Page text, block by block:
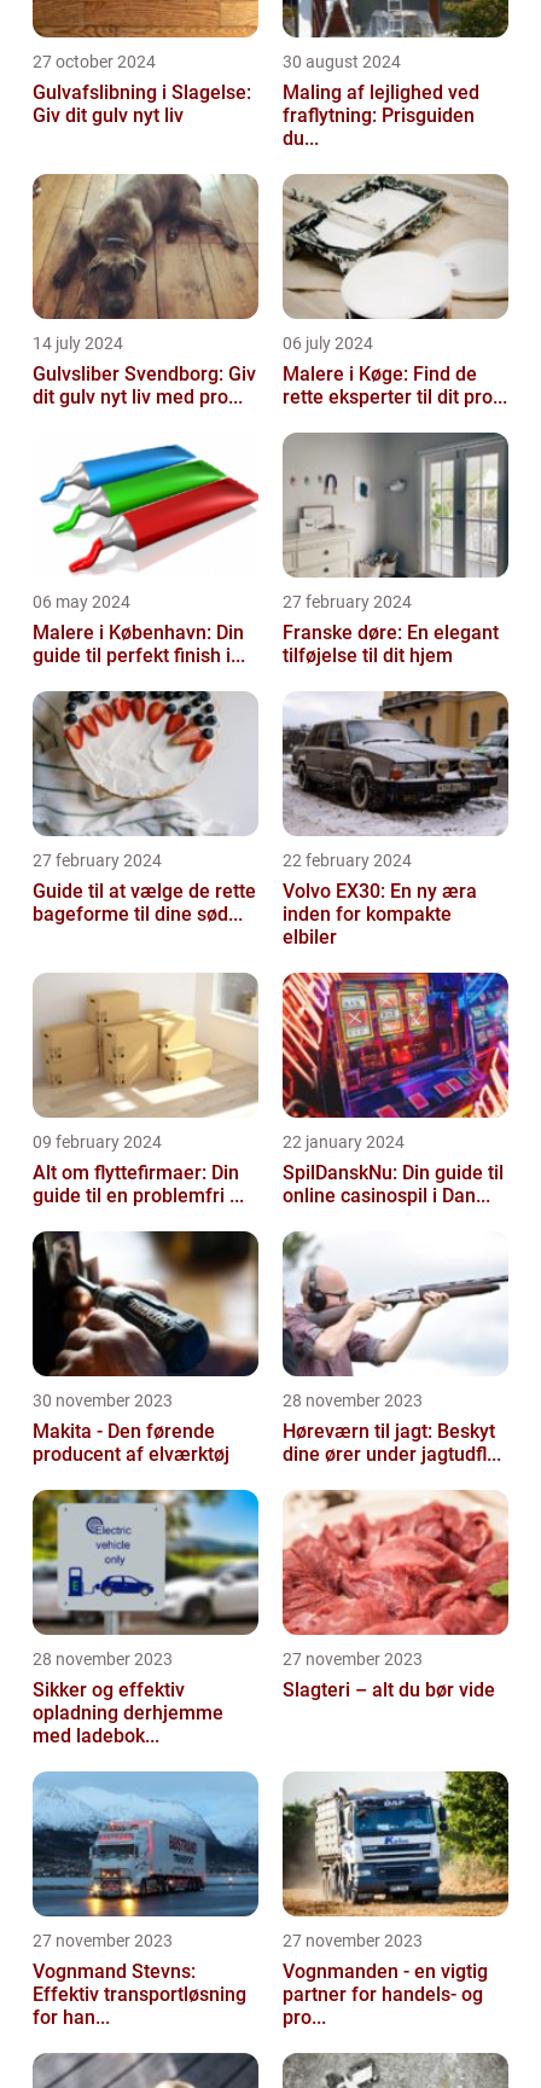
27 october 2024
Gulvafslibning i Slagelse:
Giv dit gulv nyt liv
30 august 2024
Maling af lejlighed ved
fraflytning: Prisguiden
du...
14 july 2024
Gulvsliber Svendborg: Giv
dit gulv nyt liv med pro...
06 july 2024
Malere i Køge: Find de
rette eksperter til dit pro...
06 may 2024
Malere i København: Din
guide til perfekt finish i...
27 february 2024
Franske døre: En elegant
tilføjelse til dit hjem
27 february 2024
Guide til at vælge de rette
bageforme til dine sød...
22 february 2024
Volvo EX30: En ny æra
inden for kompakte
elbiler
09 february 2024
Alt om flyttefirmaer: Din
guide til en problemfri ...
22 january 2024
SpilDanskNu: Din guide til
online casinospil i Dan...
30 november 2023
Makita - Den førende
producent af elværktøj
28 november 2023
Høreværn til jagt: Beskyt
dine ører under jagtudfl...
28 november 2023
Sikker og effektiv
opladning derhjemme
med ladebok...
27 november 2023
Slagteri – alt du bør vide
27 november 2023
Vognmand Stevns:
Effektiv transportløsning
for han...
27 november 2023
Vognmanden - en vigtig
partner for handels- og
pro...